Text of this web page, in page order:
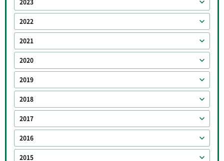
2023
2022
2021
2020
2019
2018
2017
2016
2015